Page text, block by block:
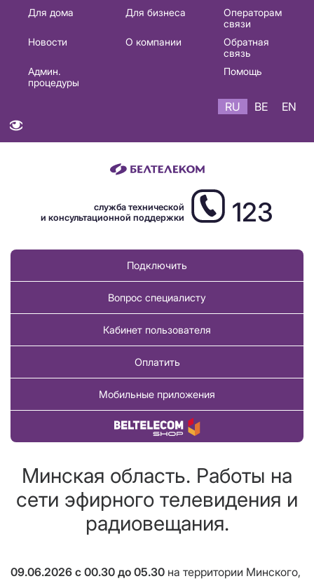
Основная
навигация
Для дома Для бизнеса
Операторам
связи
Новости
О компании
Обратная
связь
Админ.
процедуры
Помощь
RU BE EN
служба технической
и консультационной поддержки
123
Подключить
Вопрос специалисту
Кабинет пользователя
Оплатить
Мобильные приложения
Купить товар
Минская область. Работы на
сети эфирного телевидения и
радиовещания.
09.06.2026 с 00.30 до 05.30 на территории Минского,